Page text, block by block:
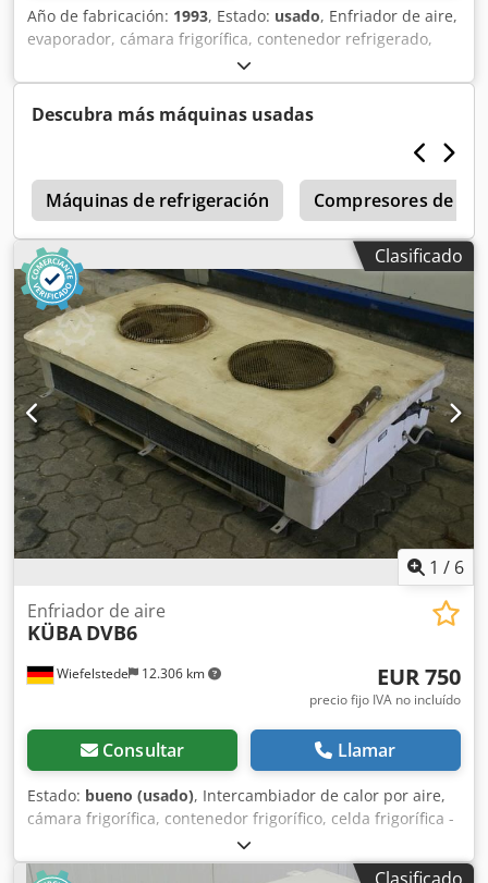
Año de fabricación: 1993, Estado: usado, Enfriador de aire,
evaporador, cámara frigorífica, contenedor refrigerado,
celda frigorífica, enfriador de aire de techo -Cantidad: 1
ventilador -Diámetro del ventilador: 400 mm -Distancia
entre aletas: mm -Dimensiones: 1030/1770/A400 mm -
Peso: 82 kg Dwodpfx Alsb N Ulijgoa
Descubra más máquinas usadas
Máquinas de refrigeración Compresores de
Clasificado
1 / 6
Wiefelstede 12.306 km
Enfriador de aire
KÜBA DVB6
EUR 750
precio fijo IVA no incluído
Consultar Llamar
Estado: bueno (usado), Intercambiador de calor por aire,
cámara frigorífica, contenedor frigorífico, celda frigorífica -
Cantidad: 2 ventiladores Dwsdpfx Alob Nx Hisgoa -
Diámetro del ventilador: 400 mm -No se dispone de más